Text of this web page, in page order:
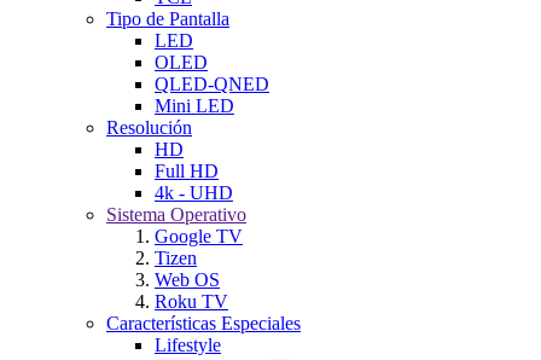
Tipo de Pantalla
LED
OLED
QLED-QNED
Mini LED
Resolución
HD
Full HD
4k - UHD
Sistema Operativo
Google TV
Tizen
Web OS
Roku TV
Características Especiales
Lifestyle